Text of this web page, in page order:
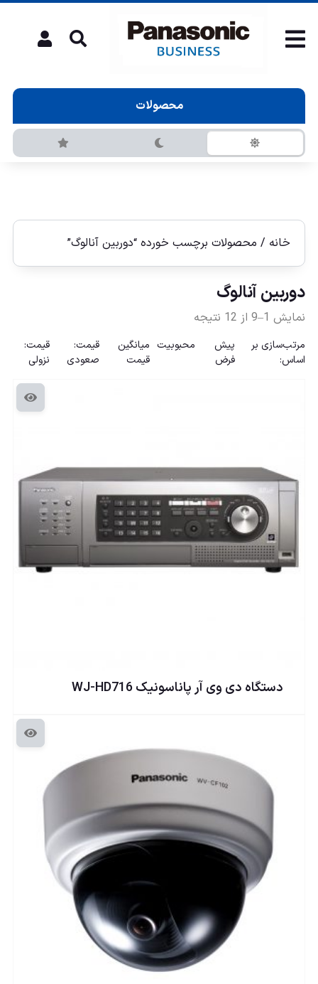
محصولات
خانه/ محصولات برچسب خورده “دوربين آنالوگ”
دوربين آنالوگ
نمایش 1–9 از 12 نتیجه
مرتب‌سازی بر
اساس:
پیش
فرض
محبوبیت میانگین
قیمت
قیمت:
صعودی
قیمت:
نزولی
دستگاه دی وی آر پاناسونيک WJ-HD716